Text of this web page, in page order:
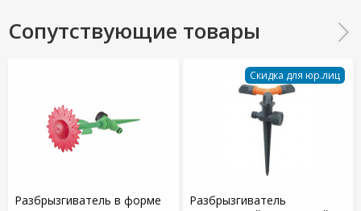
Сопутствующие товары
Разбрызгиватель в форме
Скидка для юр.лиц
Разбрызгиватель